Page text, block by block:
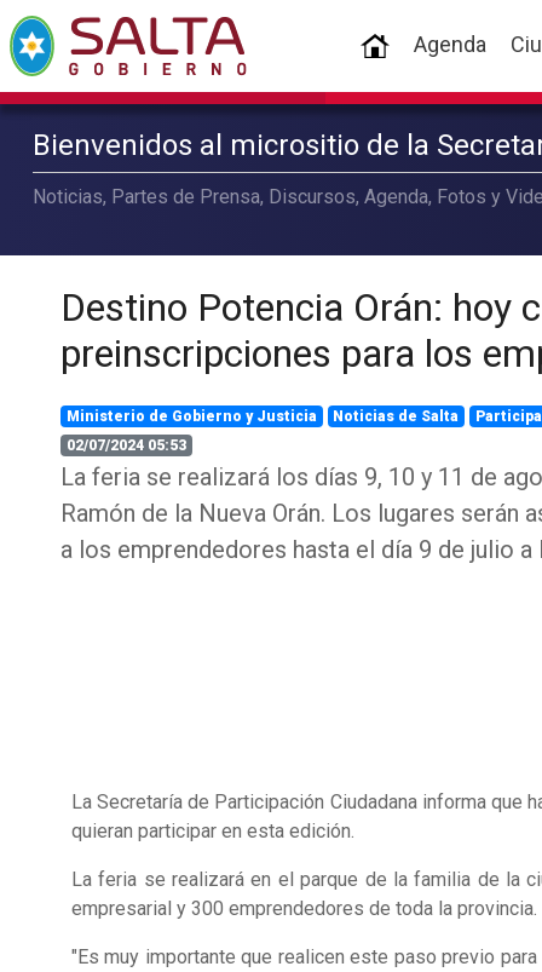
(current)
Agenda
Bienvenidos al micrositio de la
Noticias, Partes de Prensa, Discursos, Agenda, Fotos y
Destino Potencia Orán: hoy
preinscripciones para los
Ministerio de Gobierno y Justicia Noticias de Salta
02/07/2024 05:53
La feria se realizará los días 9, 10 y 11 de
Ramón de la Nueva Orán. Los lugares serán
a los emprendedores hasta el día 9 de julio a
La Secretaría de Participación Ciudadana informa
quieran participar en esta edición.
La feria se realizará en el parque de la familia de la
empresarial y 300 emprendedores de toda la provincia.
"Es muy importante que realicen este paso previo